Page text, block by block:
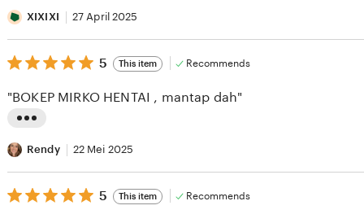
r
e
v
e
b
y
A
i
s
t
n
r
e
v
XIXIXI 27 April 2025
5
out
5
stars
5 This item Recommends
i
s
t
"BOKEP MIRKO HENTAI , mantap dah"
Rendy 22 Mei 2025
5
out
5 This item Recommends